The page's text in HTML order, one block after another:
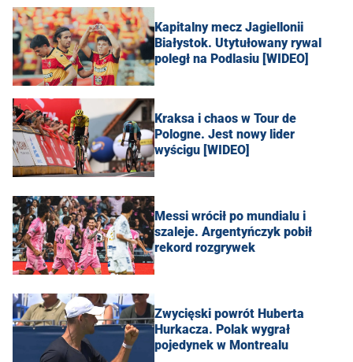
Kapitalny mecz Jagiellonii
Białystok. Utytułowany rywal
poległ na Podlasiu [WIDEO]
Kraksa i chaos w Tour de
Pologne. Jest nowy lider
wyścigu [WIDEO]
Messi wrócił po mundialu i
szaleje. Argentyńczyk pobił
rekord rozgrywek
Zwycięski powrót Huberta
Hurkacza. Polak wygrał
pojedynek w Montrealu